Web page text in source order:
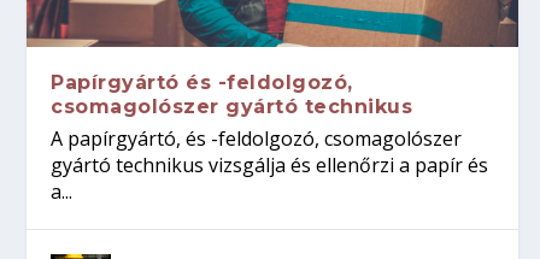
Papírgyártó és -feldolgozó,
csomagolószer gyártó technikus
A papírgyártó, és -feldolgozó, csomagolószer
gyártó technikus vizsgálja és ellenőrzi a papír és
a...